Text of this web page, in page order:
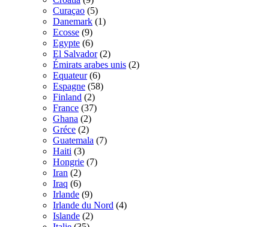
Curaçao (5)
Danemark (1)
Ecosse (9)
Egypte (6)
El Salvador (2)
Émirats arabes unis (2)
Equateur (6)
Espagne (58)
Finland (2)
France (37)
Ghana (2)
Gréce (2)
Guatemala (7)
Haiti (3)
Hongrie (7)
Iran (2)
Iraq (6)
Irlande (9)
Irlande du Nord (4)
Islande (2)